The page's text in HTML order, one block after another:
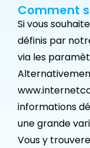
Comment
Si vous
définis par
via les
informations
une grande
Vous y